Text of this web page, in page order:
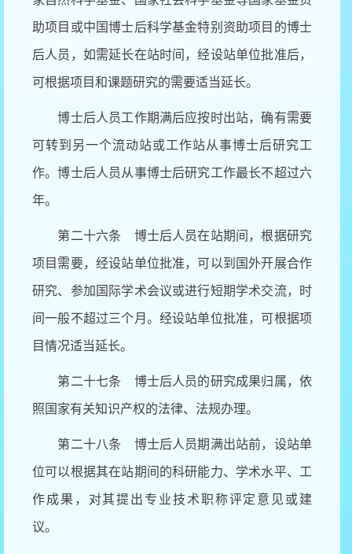
助项目或中国博士后科学基金特别资助项目的博士
后人员，如需延长在站时间，经设站单位批准后，
可根据项目和课题研究的需要适当延长。
博士后人员工作期满后应按时出站，确有需要
可转到另一个流动站或工作站从事博士后研究工
作。博士后人员从事博士后研究工作最长不超过六
年。
第二十六条 博士后人员在站期间，根据研究
项目需要，经设站单位批准，可以到国外开展合作
研究、参加国际学术会议或进行短期学术交流，时
间一般不超过三个月。经设站单位批准，可根据项
目情况适当延长。
第二十七条 博士后人员的研究成果归属，依
照国家有关知识产权的法律、法规办理。
第二十八条 博士后人员期满出站前，设站单
位可以根据其在站期间的科研能力、学术水平、工
作成果，对其提出专业技术职称评定意见或建
议。